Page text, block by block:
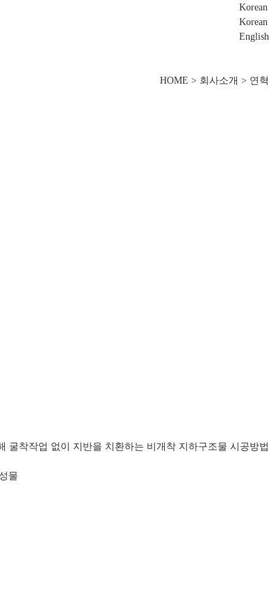
Korean
Korean
English
HOME > 회사소개 > 연혁
굴착작업 없이 지반을 치환하는 비개착 지하구조물 시공방법
물